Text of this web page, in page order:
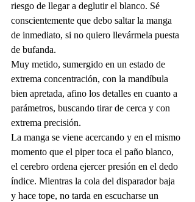
riesgo de llegar a deglutir el blanco. Sé
conscientemente que debo saltar la manga
de inmediato, si no quiero llevármela puesta
de bufanda.
Muy metido, sumergido en un estado de
extrema concentración, con la mandíbula
bien apretada, afino los detalles en cuanto a
parámetros, buscando tirar de cerca y con
extrema precisión.
La manga se viene acercando y en el mismo
momento que el piper toca el paño blanco,
el cerebro ordena ejercer presión en el dedo
índice. Mientras la cola del disparador baja
y hace tope, no tarda en escucharse un